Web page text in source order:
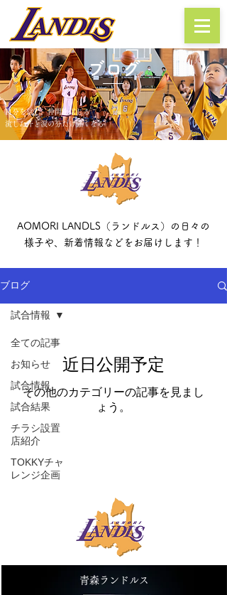
ブログ
自分を信じ、仲間を信じる
流した汗と涙の分だけ強くなる
AOMORI LANDLS（ランドルス）の日々の
様子や、新着情報などをお届けします！
ブログ
全ての記事
お知らせ
試合情報
試合結果
チラシ設置
店紹介
TOKKYチャ
レンジ企画
試合情報
近日公開予定
その他のカテゴリーの記事を見まし
ょう。
青森ランドルス